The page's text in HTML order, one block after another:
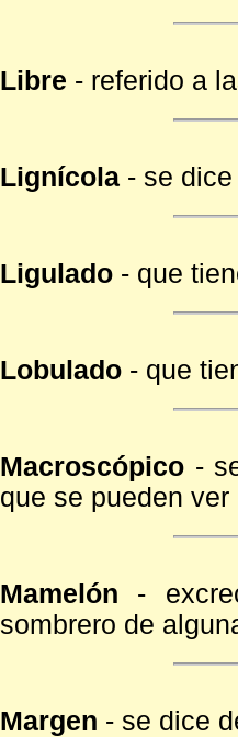
Libre - referido a
Lignícola - se
Ligulado - que
Lobulado - que
Macroscópico -
que se pueden
Mamelón -
sombrero de
Margen - se dice